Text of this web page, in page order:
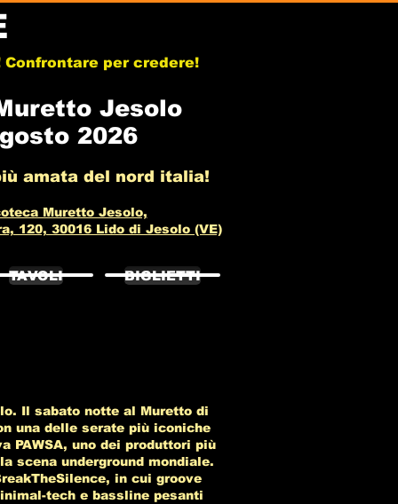
per credere!
Jesolo
2026
amata del nord italia!
Muretto Jesolo,
120, 30016 Lido di Jesolo (VE)
TAVOLI BIGLIETTI
Il sabato notte al Muretto di
una delle serate più iconiche
PAWSA, uno dei produttori più
scena underground mondiale.
in cui groove
tech e bassline pesanti